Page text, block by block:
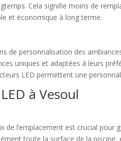
Cela signifie moins de
et économique à long terme.
personnalisation des
uniques et adaptées à leurs
LED permettent une
à Vesoul
de l’emplacement est crucial
toute la surface de la